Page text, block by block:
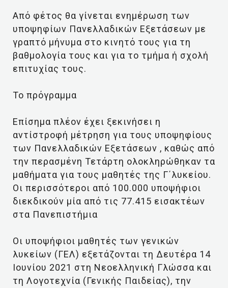
Από φέτος θα γίνεται ενημέρωση των
υποψηφίων Πανελλαδικών Εξετάσεων με
γραπτό μήνυμα στο κινητό τους για τη
βαθμολογία τους και για το τμήμα ή σχολή
επιτυχίας τους.
To πρόγραμμα
Επίσημα πλέον έχει ξεκινήσει η
αντίστροφή μέτρηση για τους υποψηφίους
των Πανελλαδικών Εξετάσεων , καθώς από
την περασμένη Τετάρτη ολοκληρώθηκαν τα
μαθήματα για τους μαθητές της Γ΄λυκείου.
Οι περισσότεροι από 100.000 υποψήφιοι
διεκδικούν μία από τις 77.415 εισακτέων
στα Πανεπιστήμια
Οι υποψήφιοι μαθητές των γενικών
λυκείων (ΓΕΛ) εξετάζονται τη Δευτέρα 14
Ιουνίου 2021 στη Νεοελληνική Γλώσσα και
τη Λογοτεχνία (Γενικής Παιδείας), την